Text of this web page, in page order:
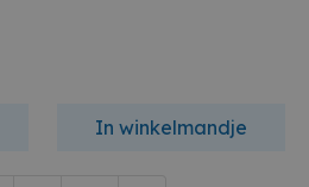
In winkelmandje